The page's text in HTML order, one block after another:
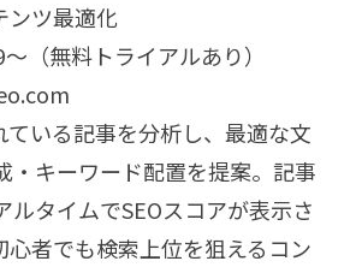
ンツ最適化
（無料トライアルあり）
ている記事を分析し、最適な文
・キーワード配置を提案。記事
ルタイムでSEOスコアが表示さ
心者でも検索上位を狙えるコン